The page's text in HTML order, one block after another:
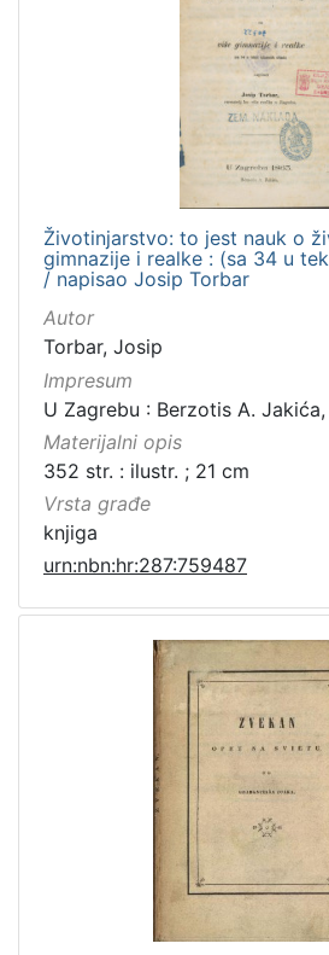
Životinjarstvo: to jest nauk o
gimnazije i realke : (sa 34 u
/ napisao Josip Torbar
Autor
Torbar, Josip
Impresum
U Zagrebu : Berzotis A. Jakića,
Materijalni opis
352 str. : ilustr. ; 21 cm
Vrsta građe
knjiga
urn:nbn:hr:287:759487